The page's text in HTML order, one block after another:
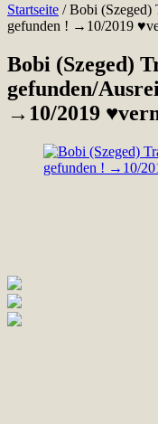
Startseite /Bobi (Szeged)
gefunden ! →10/2019
Bobi (Szeged)
gefunden/
→10/2019